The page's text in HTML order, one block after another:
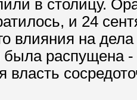
в столицу.
и 24
влияния на
была распущена
власть